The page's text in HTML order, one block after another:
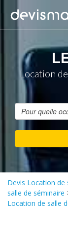
Location
Devis Location de
salle de séminaire
Location de salle